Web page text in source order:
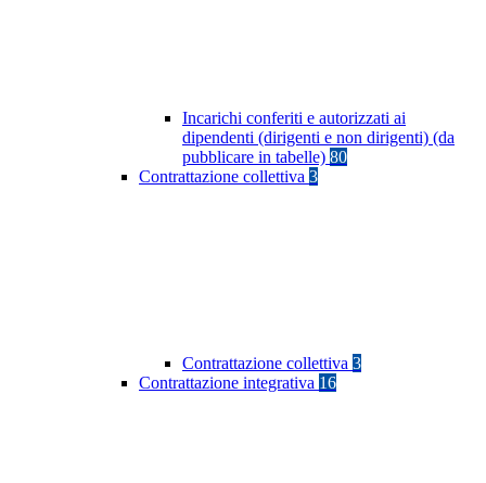
Incarichi conferiti e autorizzati ai
dipendenti (dirigenti e non dirigenti) (da
pubblicare in tabelle) 80
Contrattazione collettiva 3
Contrattazione collettiva 3
Contrattazione integrativa 16